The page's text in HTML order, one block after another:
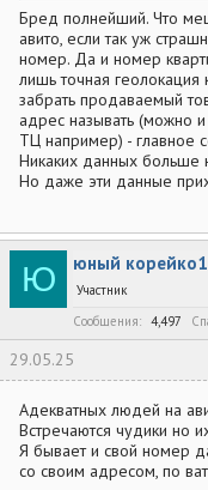
Бред полнейший. Что
авито, если так уж
номер. Да и номер
лишь точная
забрать продаваемый
адрес называть (можно
ТЦ например) - главное
Никаких данных больше
Но даже эти данные
Ю юный корейко1
Участник
Сообщения
4,497
29.05.25
Адекватных людей на
Встречаются чудики но
Я бывает и свой номер
со своим адресом, по